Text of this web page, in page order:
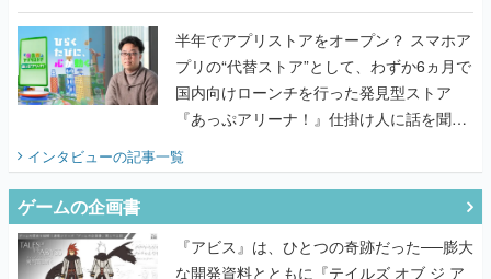
うこだわりをプロデューサーに聞いた
半年でアプリストアをオープン？ スマホア
プリの“代替ストア”として、わずか6ヵ月で
国内向けローンチを行った発見型ストア
『あっぷアリーナ！』仕掛け人に話を聞い
てみた
インタビューの記事一覧
ゲームの企画書
『アビス』は、ひとつの奇跡だった──膨大
な開発資料とともに『テイルズ オブ ジ ア